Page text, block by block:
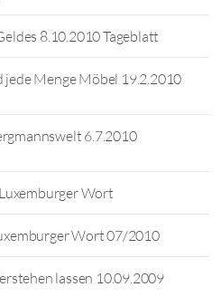
8.10.2010 Tageblatt
Menge Möbel 19.2.2010
6.7.2010
Wort
Wort 07/2010
lassen 10.09.2009